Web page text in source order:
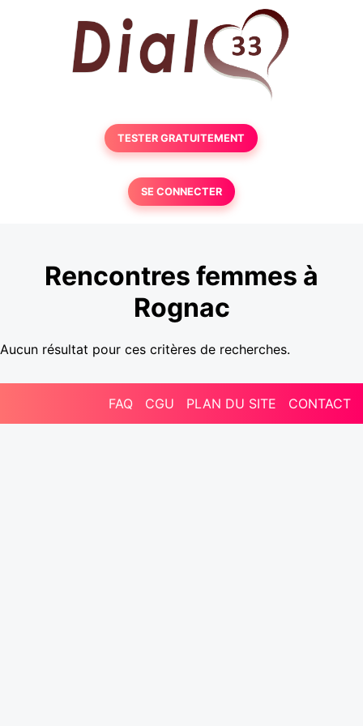
TESTER GRATUITEMENT
SE CONNECTER
Rencontres femmes à
Rognac
Aucun résultat pour ces critères de recherches.
FAQ CGU PLAN DU SITE CONTACT